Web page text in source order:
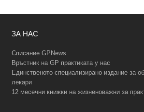
ЗА НАС
Списание GPNews
Връстник на GP практиката у нас
Единственото специализирано издание за
лекари
12 месечни книжки на жизненоважни за